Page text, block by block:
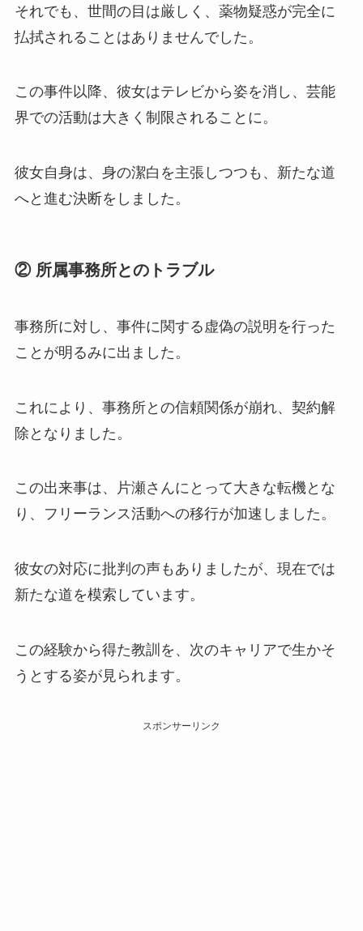
それでも、世間の目は厳しく、薬物疑惑が完全に
払拭されることはありませんでした。
この事件以降、彼女はテレビから姿を消し、芸能
界での活動は大きく制限されることに。
彼女自身は、身の潔白を主張しつつも、新たな道
へと進む決断をしました。
② 所属事務所とのトラブル
事務所に対し、事件に関する虚偽の説明を行った
ことが明るみに出ました。
これにより、事務所との信頼関係が崩れ、契約解
除となりました。
この出来事は、片瀬さんにとって大きな転機とな
り、フリーランス活動への移行が加速しました。
彼女の対応に批判の声もありましたが、現在では
新たな道を模索しています。
この経験から得た教訓を、次のキャリアで生かそ
うとする姿が見られます。
スポンサーリンク